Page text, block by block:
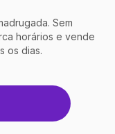
Sem
horários e vende
os dias.